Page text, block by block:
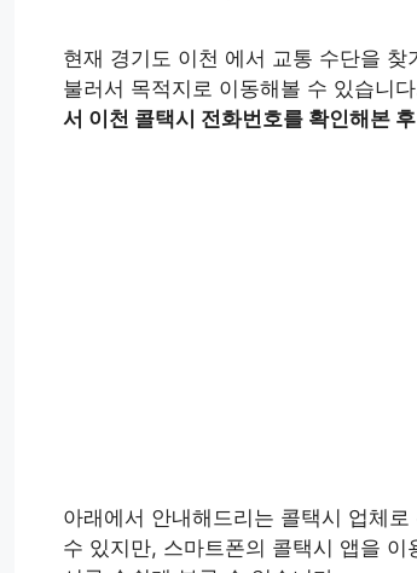
현재 경기도 이천 에서 교통 수단을
불러서 목적지로 이동해볼 수 있습니
서 이천 콜택시 전화번호를 확인해본
아래에서 안내해드리는 콜택시 업체
수 있지만, 스마트폰의 콜택시 앱을